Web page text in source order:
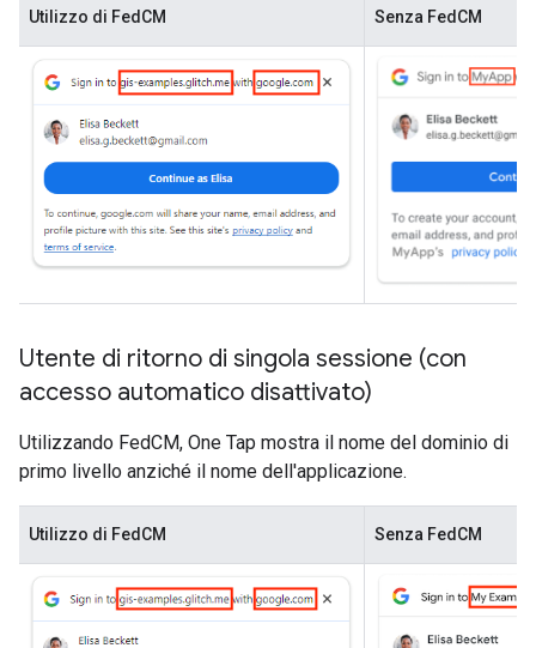
Utilizzo di FedCM Senza FedCM
Utente di ritorno di singola sessione (con
accesso automatico disattivato)
Utilizzando FedCM, One Tap mostra il nome del dominio di
primo livello anziché il nome dell'applicazione.
Utilizzo di FedCM Senza FedCM